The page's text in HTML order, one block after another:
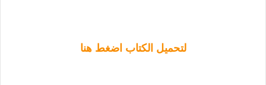
لتحميل الكتاب اضغط هنا